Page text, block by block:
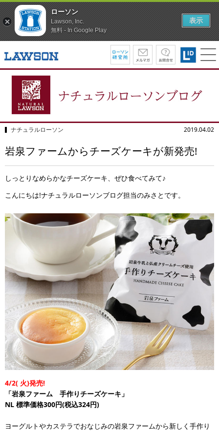
ナチュラルローソン 2019.04.02
岩泉ファームからチーズケーキが新発売!
しっとりなめらかなチーズケーキ、ぜひ食べてみて♪
こんにちは!ナチュラルローソンブログ担当のみさとです。
4/2( 火)発売!
「岩泉ファーム 手作りチーズケーキ」
NL 標準価格300円(税込324円)
ヨーグルトやカステラでおなじみの岩泉ファームから新しく手作り
ローソン
Lawson, Inc.
無料 - In Google Play
表示